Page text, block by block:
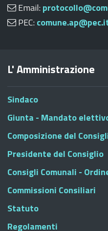
Email:
PEC:
L' Amministrazione
Sindaco
Giunta - Mandato
Composizione del
Presidente del Consiglio
Consigli Comunali -
Commissioni Consiliari
Statuto
Regolamenti